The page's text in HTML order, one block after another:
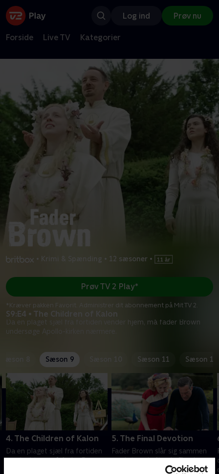
Log ind Prøv nu
Forside Live TV Kategorier
• Krimi & Spænding • 12 sæsoner •
S9:E4 • The Children of Kalon
Da en plaget sjæl fra fortiden vender hjem, må fader Brown
undersøge Apollo-kirken nærmere.
Prøv TV 2 Play*
*Kræver pakken Favorit. Administrer dit abonnement på Mit TV 2.
Sæson 9 Sæson 11 Sæson 12
4. The Children of Kalon
Da en plaget sjæl fra fortiden
vender hjem, må fader Brown
5. The Final Devotion
Fader Brown slår sig sammen
med sin ærkefjende Flambeau
for at lede efter en forsvundet